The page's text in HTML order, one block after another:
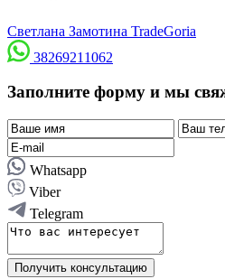
Светлана Замотина TradeGoria
38269211062
Заполните форму и мы
Whatsapp
Viber
Telegram
Получить консультацию